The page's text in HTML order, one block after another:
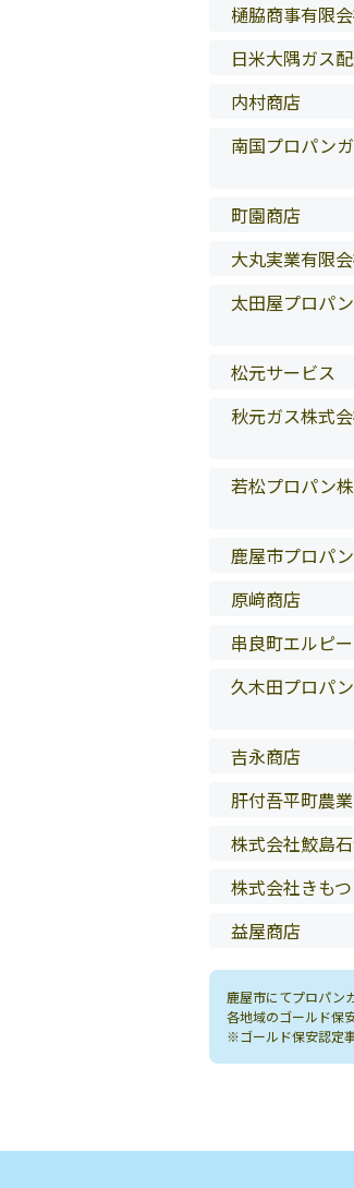
樋脇商事有限
日米大隅ガス
内村商店
南国プロパン
町園商店
大丸実業有限
太田屋プロパ
松元サービス
秋元ガス株式
若松プロパン
鹿屋市プロパ
原﨑商店
串良町エルピ
久木田プロパ
吉永商店
肝付吾平町農
株式会社鮫島
株式会社きも
益屋商店
鹿屋市にてプロパン
各地域のゴールド保
※ゴールド保安認定